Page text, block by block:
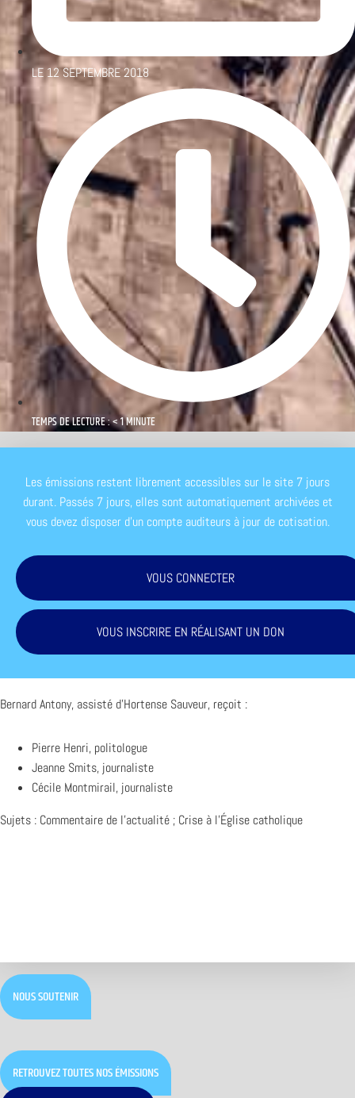
LE12 SEPTEMBRE 2018
TEMPS DE LECTURE : < 1 MINUTE
Les émissions restent librement accessibles sur le site 7 jours
durant. Passés 7 jours, elles sont automatiquement archivées et
vous devez disposer d'un compte auditeurs à jour de cotisation.
VOUS CONNECTER
VOUS INSCRIRE EN RÉALISANT UN DON
Bernard Antony, assisté d’Hortense Sauveur, reçoit :
Pierre Henri, politologue
Jeanne Smits, journaliste
Cécile Montmirail, journaliste
Sujets : Commentaire de l’actualité ; Crise à l’Église catholique
NOUS SOUTENIR
RETROUVEZ TOUTES NOS ÉMISSIONS